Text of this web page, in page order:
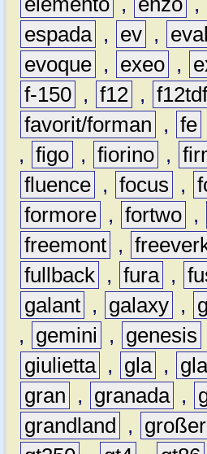
espada , ev ,
evoque , exeo ,
f-150 , f12 ,
favorit/forman
, fe
, figo , fiorino ,
fluence , focus ,
formore , fortwo ,
freemont ,
fullback , fura ,
galant , galaxy ,
,
gemini , genesis
giulietta , gla ,
gran
, granada ,
grandland
, großer